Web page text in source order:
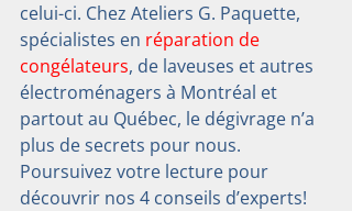
celui-ci. Chez Ateliers G. Paquette,
spécialistes en réparation de
congélateurs, de laveuses et autres
électroménagers à Montréal et
partout au Québec, le dégivrage n’a
plus de secrets pour nous.
Poursuivez votre lecture pour
découvrir nos 4 conseils d’experts!